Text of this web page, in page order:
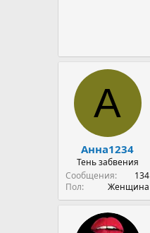
А
Анна1234
Тень забвения
Сообщения
134
Пол
Женщина